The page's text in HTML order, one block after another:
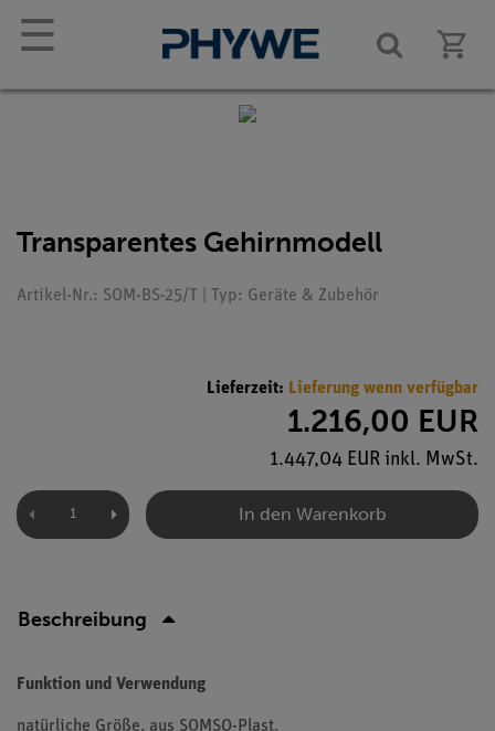
☰
Transparentes Gehirnmodell
Artikel-Nr.: SOM-BS-25/T | Typ: Geräte & Zubehör
Lieferzeit: Lieferung wenn verfügbar
1.216,00 EUR
1.447,04 EUR inkl. MwSt.
In den Warenkorb
Beschreibung
Funktion und Verwendung
natürliche Größe, aus SOMSO-Plast.